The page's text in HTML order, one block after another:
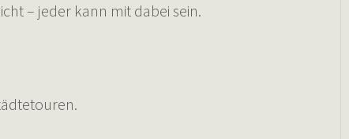
– jeder kann mit dabei sein.